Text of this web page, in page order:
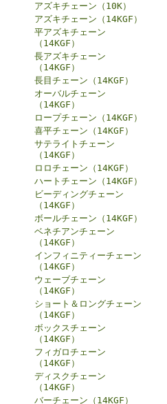
アズキチェーン（10K）
アズキチェーン（14KGF）
平アズキチェーン
（14KGF）
長アズキチェーン
（14KGF）
長目チェーン（14KGF）
オーバルチェーン
（14KGF）
ロープチェーン（14KGF）
喜平チェーン（14KGF）
サテライトチェーン
（14KGF）
ロロチェーン（14KGF）
ハートチェーン（14KGF）
ビーディングチェーン
（14KGF）
ボールチェーン（14KGF）
ベネチアンチェーン
（14KGF）
インフィニティーチェーン
（14KGF）
ウェーブチェーン
（14KGF）
ショート＆ロングチェーン
（14KGF）
ボックスチェーン
（14KGF）
フィガロチェーン
（14KGF）
ディスクチェーン
（14KGF）
バーチェーン（14KGF）